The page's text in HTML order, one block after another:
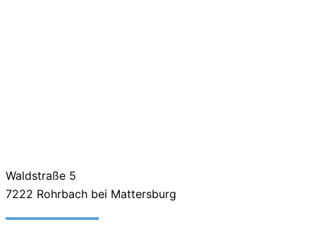
Waldstraße 5
7222 Rohrbach bei Mattersburg